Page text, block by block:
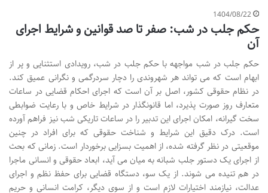
1404/08/22
حکم جلب در شب: صفر تا صد قوانین و شرایط اجرای
آن
حکم جلب در شب مواجهه با حکم جلب در شب، رویدادی استثنایی و پر از
ابهام است که می تواند هر شهروندی را دچار سردرگمی و نگرانی عمیق کند.
در نظام حقوقی کشور، اصل بر آن است که اجرای احکام قضایی در ساعات
متعارف روز صورت پذیرد، اما قانونگذار در شرایط خاص و با رعایت ضوابطی
سخت گیرانه، امکان اجرای این تدبیر را در ساعات تاریکی شب نیز فراهم آورده
است. درک دقیق این شرایط و شناخت حقوقی که برای افراد در چنین
موقعیتی در نظر گرفته شده، از اهمیت بسزایی برخوردار است. زمانی که بحث
از اجرای یک دستور جلب شبانه به میان می آید، ابعاد حقوقی و انسانی ماجرا
در هم تنیده می شوند. از یک سو، دستگاه قضایی برای حفظ نظم و اجرای
عدالت، نیازمند اختیارات لازم است و از سوی دیگر، کرامت انسانی و حریم